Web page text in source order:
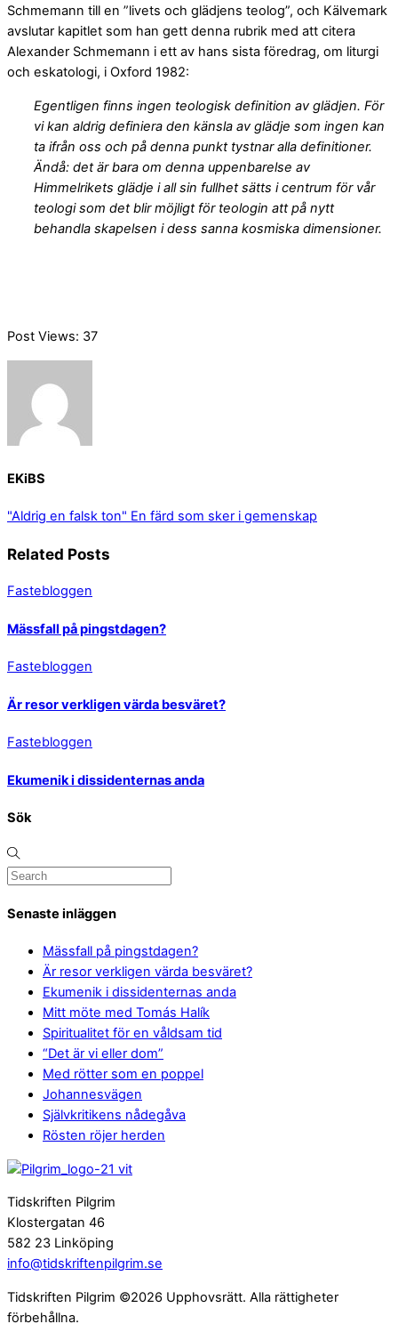
Schmemann till en ”livets och glädjens teolog”, och Kälvemark
avslutar kapitlet som han gett denna rubrik med att citera
Alexander Schmemann i ett av hans sista föredrag, om liturgi
och eskatologi, i Oxford 1982:
Egentligen finns ingen teologisk definition av glädjen. För
vi kan aldrig definiera den känsla av glädje som ingen kan
ta ifrån oss och på denna punkt tystnar alla definitioner.
Ändå: det är bara om denna uppenbarelse av
Himmelrikets glädje i all sin fullhet sätts i centrum för vår
teologi som det blir möjligt för teologin att på nytt
behandla skapelsen i dess sanna kosmiska dimensioner.
Post Views: 37
EKiBS
"Aldrig en falsk ton" En färd som sker i gemenskap
Related Posts
Fastebloggen
Mässfall på pingstdagen?
Fastebloggen
Är resor verkligen värda besväret?
Fastebloggen
Ekumenik i dissidenternas anda
Sök
Senaste inläggen
Mässfall på pingstdagen?
Är resor verkligen värda besväret?
Ekumenik i dissidenternas anda
Mitt möte med Tomás Halík
Spiritualitet för en våldsam tid
“Det är vi eller dom”
Med rötter som en poppel
Johannesvägen
Självkritikens nådegåva
Rösten röjer herden
Tidskriften Pilgrim
Klostergatan 46
582 23 Linköping
info@tidskriftenpilgrim.se
Tidskriften Pilgrim ©2026 Upphovsrätt. Alla rättigheter
förbehållna.